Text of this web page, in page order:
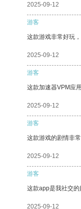
2025-09-12
游客
这款游戏非常好玩
2025-09-12
游客
这款加速器VPM应
2025-09-12
游客
这款游戏的剧情非
2025-09-12
游客
这款app是我社交的
2025-09-12